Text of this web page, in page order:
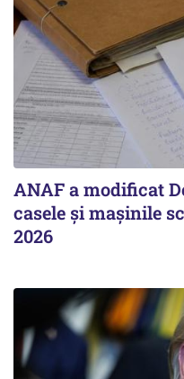
ANAF a modificat
casele și mașinile
2026